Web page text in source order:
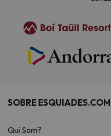
SOBRE ESQUIADES.COM
Qui Som?